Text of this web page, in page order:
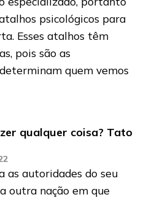
psicológicos para
Esses atalhos têm
pois são as
quem vemos
qualquer coisa? Tato
as autoridades do seu
outra nação em que